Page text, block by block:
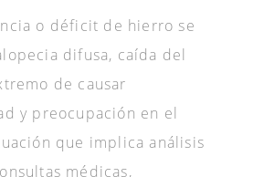
o déficit de hierro se
difusa, caída del
de causar
y preocupación en el
que implica análisis
médicas,